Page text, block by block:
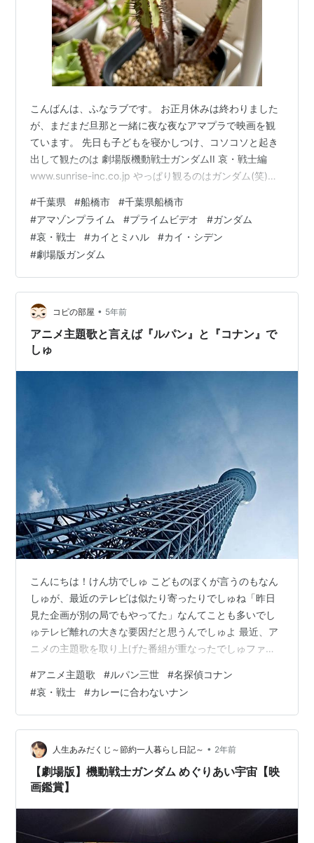
こんばんは、ふなラブです。 お正月休みは終わりました
が、まだまだ旦那と一緒に夜な夜なアマプラで映画を観
ています。 先日も子どもを寝かしつけ、コソコソと起き
出して観たのは 劇場版機動戦士ガンダムII 哀・戦士編
www.sunrise-inc.co.jp やっぱり観るのはガンダム(笑)
シャアに謀られるガルマ、アムロ家出からのランバ・ラ
ルとの邂逅、ラッキースケベ、キャスバルとアルテイシ
アなど名シーンが目白押しですが、個人的にグッとくる
のはやはり「カイとミハル」のところかなぁ〜。 「板野
サーカス」でお馴染みのアニメーター板野一郎さんもイ
チオシのこの…
#千葉県 #船橋市 #千葉県船橋市
#アマゾンプライム #プライムビデオ #ガンダム
#哀・戦士 #カイとミハル #カイ・シデン
#劇場版ガンダム
コピの部屋 • 5年前
アニメ主題歌と言えば『ルパン』と『コナン』で
しゅ
こんにちは！けん坊でしゅ こどものぼくが言うのもなん
しゅが、最近のテレビは似たり寄ったりでしゅね「昨日
見た企画が別の局でもやってた」なんてことも多いでし
ゅテレビ離れの大きな要因だと思うんでしゅよ 最近、ア
ニメの主題歌を取り上げた番組が重なったでしゅファミ
ぼくがアニメの曲を知らないだけ・・・でしゅかねぇ？
ぼくの知っている主題歌は『キャンディ♡キャンディ』
くらいなんでしゅもっとアンテナを張ったほうがイイで
しゅよね コピさんに「有名なアニメ主題歌はあります
か？」って聞いたんでしゅね『哀・戦士』と答えたの
で、「このやり取りをブログに載せたら、コピさんが…
#アニメ主題歌 #ルパン三世 #名探偵コナン
#哀・戦士 #カレーに合わないナン
人生あみだくじ～節約一人暮らし日記～ • 2年前
【劇場版】機動戦士ガンダム めぐりあい宇宙【映
画鑑賞】